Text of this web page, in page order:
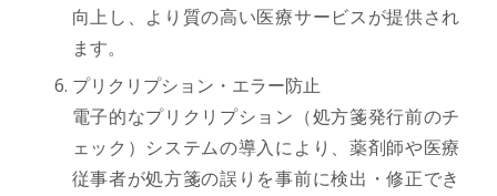
向上し、より質の高い医療サービスが提供され
ます。
プリクリプション・エラー防止
電子的なプリクリプション（処方箋発行前のチ
ェック）システムの導入により、薬剤師や医療
従事者が処方箋の誤りを事前に検出・修正でき